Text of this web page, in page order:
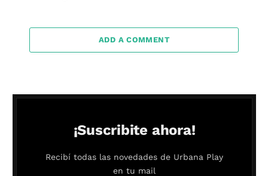
ADD A COMMENT
¡Suscribite ahora!
Recibí todas las novedades de Urbana Play
en tu mail